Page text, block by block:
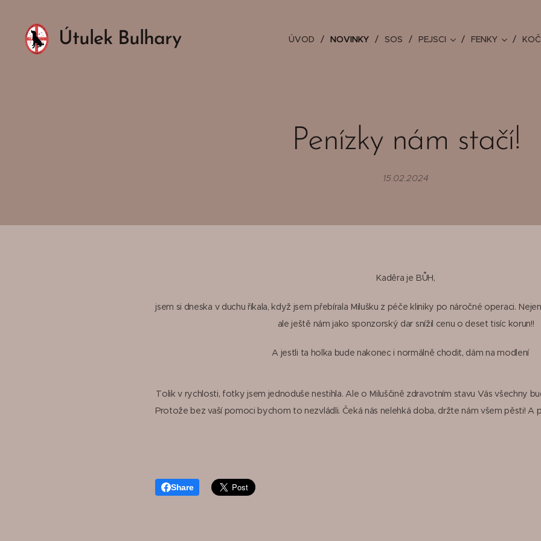
Útulek Bulhary ÚVOD NOVINKY SOS PEJSCI FENKY
Penízky nám stačí!
15.02.2024
Kaděra je BŮH,
jsem si dneska v duchu říkala, když jsem přebírala Milušku z péče kliniky po náročné operaci.
ale ještě nám jako sponzorský dar snížil cenu o deset tisíc korun!!
A jestli ta holka bude nakonec i normálně chodit, dám na modlení😊
Tolik v rychlosti, fotky jsem jednoduše nestihla. Ale o Miluščině zdravotním stavu Vás všechny
Protože bez vaší pomoci bychom to nezvládli. Čeká nás nelehká doba, držte nám všem pěsti! A
Share